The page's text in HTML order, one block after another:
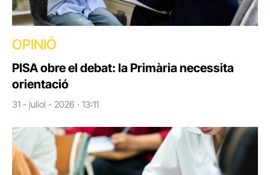
OPINIÓ
PISA obre el debat: la Primària necessita
orientació
31 - juliol - 2026 · 13:11